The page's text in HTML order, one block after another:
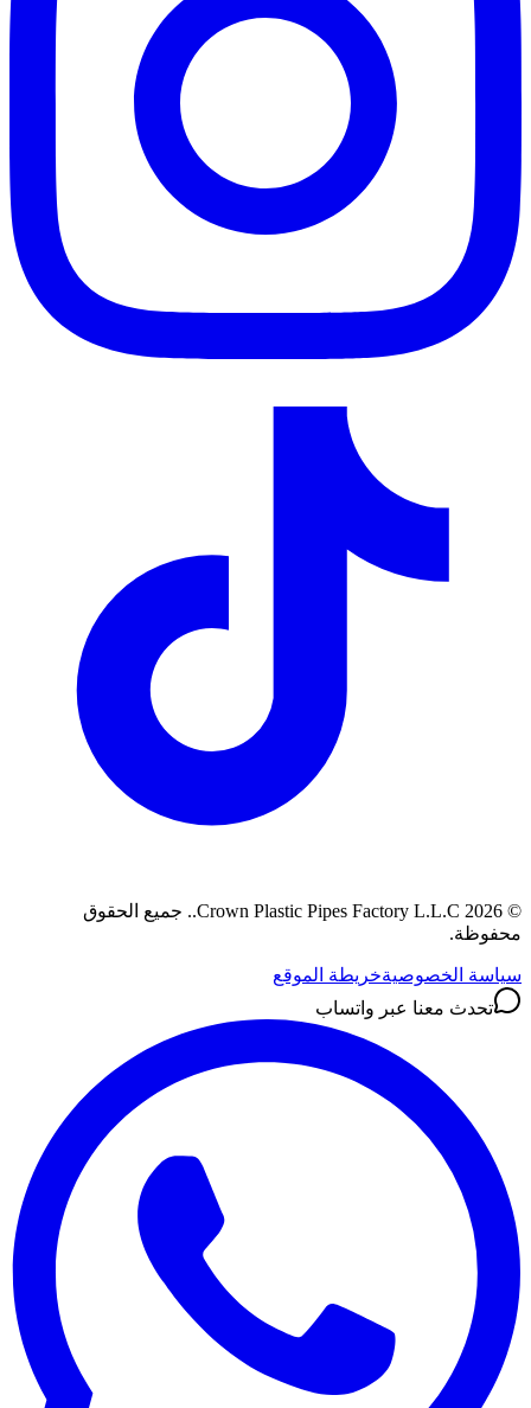
©
2026
Crown Plastic Pipes Factory L.L.C.
. جميع الحقوق
محفوظة.
سياسة الخصوصيةخريطة الموقع
تحدث معنا عبر واتساب